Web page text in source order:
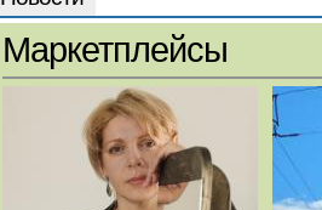
Маркетплейсы